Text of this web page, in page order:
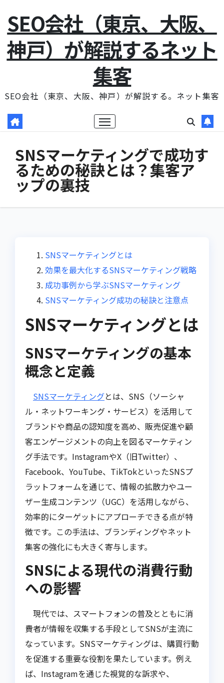
テ
ン
ス
SEO会社（東京、大阪、
神戸）が解説するネット
集客
SEO会社（東京、大阪、神戸）が解説する。ネット集客
SNSマーケティングで成功す
るための秘訣とは？集客ア
ップの裏技
SNSマーケティングとは
効果を最大化するSNSマーケティング戦略
成功事例から学ぶSNSマーケティング
SNSマーケティング成功の秘訣と注意点
SNSマーケティングとは
SNSマーケティングの基本
概念と定義
SNSマーケティングとは、SNS（ソーシャ
ル・ネットワーキング・サービス）を活用して
ブランドや商品の認知度を高め、販売促進や顧
客エンゲージメントの向上を図るマーケティン
グ手法です。InstagramやX（旧Twitter）、
Facebook、YouTube、TikTokといったSNSプ
ラットフォームを通じて、情報の拡散力やユー
ザー生成コンテンツ（UGC）を活用しながら、
効率的にターゲットにアプローチできる点が特
徴です。この手法は、ブランディングやネット
集客の強化にも大きく寄与します。
SNSによる現代の消費行動
への影響
現代では、スマートフォンの普及とともに消
費者が情報を収集する手段としてSNSが主流に
なっています。SNSマーケティングは、購買行動
を促進する重要な役割を果たしています。例え
ば、Instagramを通じた視覚的な訴求や、